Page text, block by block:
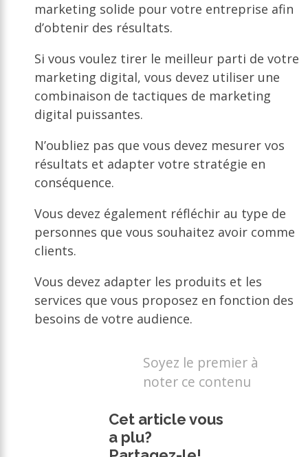
marketing solide pour votre entreprise afin
d’obtenir des résultats.
Si vous voulez tirer le meilleur parti de votre
marketing digital, vous devez utiliser une
combinaison de tactiques de marketing
digital puissantes.
N’oubliez pas que vous devez mesurer vos
résultats et adapter votre stratégie en
conséquence.
Vous devez également réfléchir au type de
personnes que vous souhaitez avoir comme
clients.
Vous devez adapter les produits et les
services que vous proposez en fonction des
besoins de votre audience.
Soyez le premier à
noter ce contenu
Cet article vous
a plu?